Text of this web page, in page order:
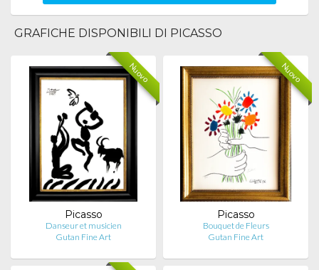
GRAFICHE DISPONIBILI DI PICASSO
Nuovo
Picasso
Danseur et musicien
Gutan Fine Art
Nuovo
Picasso
Bouquet de Fleurs
Gutan Fine Art